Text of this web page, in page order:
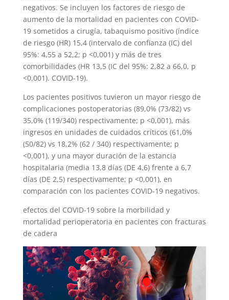
negativos. Se incluyen los factores de riesgo de
aumento de la mortalidad en pacientes con COVID-
19 sometidos a cirugía, tabaquismo positivo (índice
de riesgo (HR) 15,4 (intervalo de confianza (IC) del
95%: 4,55 a 52,2; p <0,001) y más de tres
comorbilidades (HR 13,5 (IC del 95%: 2,82 a 66,0, p
<0,001). COVID-19).
Los pacientes positivos tuvieron un mayor riesgo de
complicaciones postoperatorias (89,0% (73/82) vs
35,0% (119/340) respectivamente; p <0,001), más
ingresos en unidades de cuidados críticos (61,0%
(50/82) vs 18,2% (62 / 340) respectivamente; p
<0,001), y una mayor duración de la estancia
hospitalaria (media 13,8 días (DE 4,6) frente a 6,7 ​​
días (DE 2,5) respectivamente; p <0,001), en
comparación con los pacientes COVID-19 negativos.
efectos del COVID-19 sobre la morbilidad y
mortalidad perioperatoria en pacientes con fracturas
de cadera